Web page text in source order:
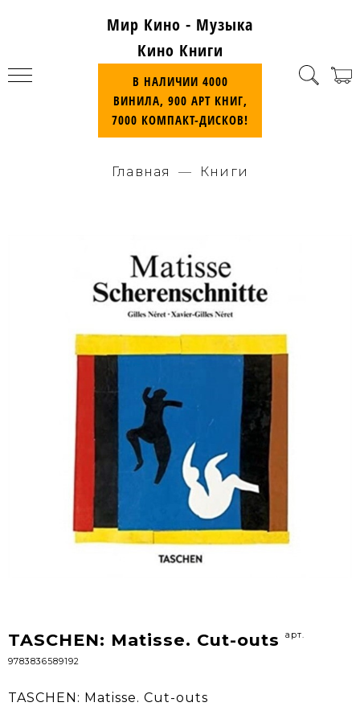
Мир Кино - Музыка
Кино Книги
В НАЛИЧИИ 4000
ВИНИЛА, 900 АРТ КНИГ,
7000 КОМПАКТ-ДИСКОВ!
Главная Книги
TASCHEN: Matisse. Cut-outs арт.
9783836589192
TASCHEN: Matisse. Cut-outs